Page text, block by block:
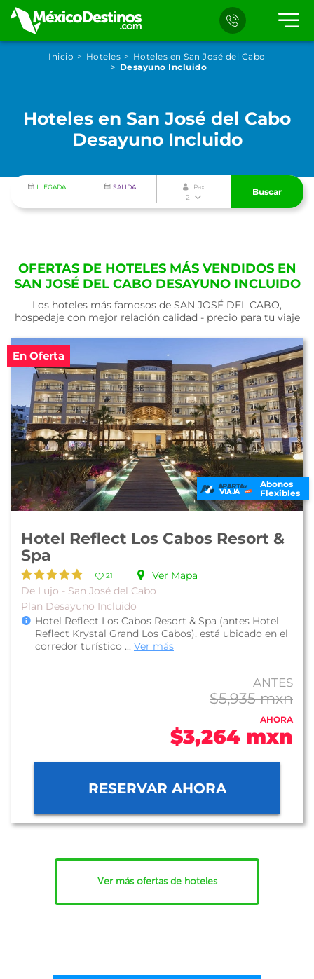
Inicio Hoteles
Hoteles en San José del Cabo
Desayuno Incluido
Hoteles en San José del Cabo
Desayuno Incluido
LLEGADA SALIDA Pax
2
Buscar
OFERTAS DE HOTELES MÁS VENDIDOS EN
SAN JOSÉ DEL CABO DESAYUNO INCLUIDO
Los hoteles más famosos de SAN JOSÉ DEL CABO,
hospedaje con mejor relación calidad - precio para tu viaje
En Oferta
Abonos
Flexibles
Hotel Reflect Los Cabos Resort &
Spa
21
Ver Mapa
De Lujo - San José del Cabo
Plan Desayuno Incluido
Hotel Reflect Los Cabos Resort & Spa (antes Hotel
Reflect Krystal Grand Los Cabos), está ubicado en el
corredor turístico ... Ver más
ANTES
$5,935 mxn
AHORA
$3,264 mxn
RESERVAR AHORA
Ver más ofertas de hoteles